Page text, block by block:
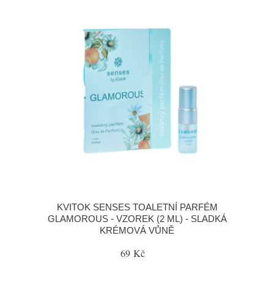
KVITOK SENSES TOALETNÍ PARFÉM
GLAMOROUS - VZOREK (2 ML) - SLADKÁ
KRÉMOVÁ VŮNĚ
69 Kč